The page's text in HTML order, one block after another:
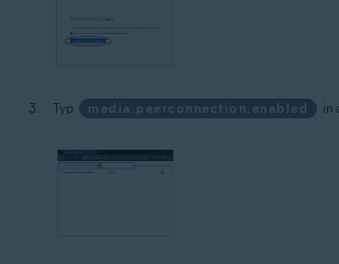
Typ media.peerconnection.enabled in